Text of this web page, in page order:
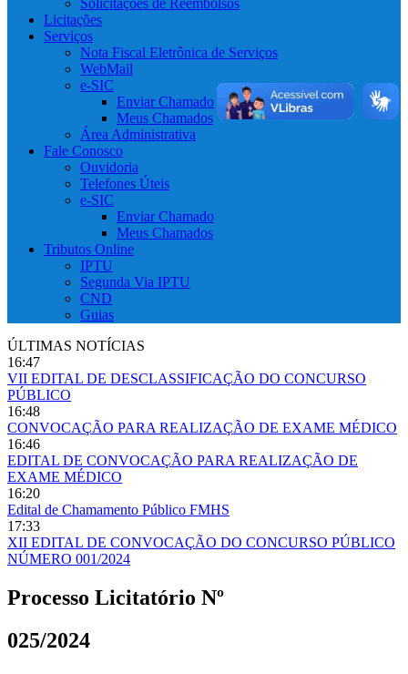
Solicitações de Reembolsos
Licitações
Serviços
Nota Fiscal Eletrônica de Serviços
WebMail
e-SIC
Enviar Chamado
Meus Chamados
Área Administrativa
Fale Conosco
Ouvidoria
Telefones Úteis
e-SIC
Enviar Chamado
Meus Chamados
Tributos Online
IPTU
Segunda Via IPTU
CND
Guias
ÚLTIMAS NOTÍCIAS
16:47
VII EDITAL DE DESCLASSIFICAÇÃO DO CONCURSO
PÚBLICO
16:48
CONVOCAÇÃO PARA REALIZAÇÃO DE EXAME MÉDICO
16:46
EDITAL DE CONVOCAÇÃO PARA REALIZAÇÃO DE
EXAME MÉDICO
16:20
Edital de Chamamento Público FMHS
17:33
XII EDITAL DE CONVOCAÇÃO DO CONCURSO PÚBLICO
NÚMERO 001/2024
Processo Licitatório Nº
025/2024